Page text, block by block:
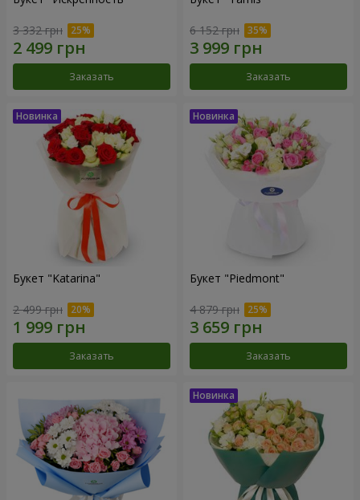
3 332 грн
Заказать
6 152 грн
Заказать
Букет "Katarina"
2 499 грн
Заказать
Букет "Piedmont"
4 879 грн
Заказать